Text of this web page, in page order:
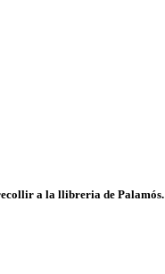
a la llibreria de Palamós.